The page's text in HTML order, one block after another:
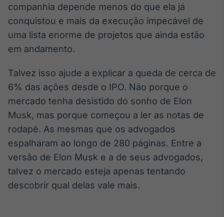
noticiosos
Soluções de
Tecnologia
Broadcast
inteligente de
notícias e
conteúdos
Broadcast
Fundos
A melhor
plataforma para
analisar fundos
de investimento
no Brasil
IA
companhia depende menos do que ela já
conquistou e mais da execução impecável de
uma lista enorme de projetos que ainda estão
em andamento.
Talvez isso ajude a explicar a queda de cerca de
6% das ações desde o IPO. Não porque o
mercado tenha desistido do sonho de Elon
Musk, mas porque começou a ler as notas de
rodapé. As mesmas que os advogados
espalharam ao longo de 280 páginas. Entre a
versão de Elon Musk e a de seus advogados,
talvez o mercado esteja apenas tentando
descobrir qual delas vale mais.